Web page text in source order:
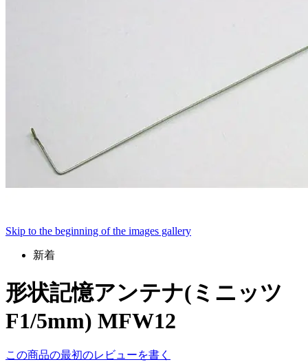
Skip to the beginning of the images gallery
新着
形状記憶アンテナ(ミニッツ
F1/5mm) MFW12
この商品の最初のレビューを書く